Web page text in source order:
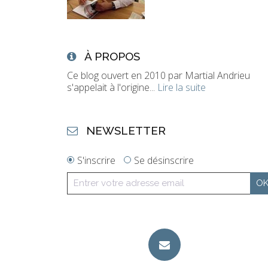
À PROPOS
Ce blog ouvert en 2010 par Martial Andrieu
s'appelait à l'origine... Lire la suite
NEWSLETTER
S'inscrire Se désinscrire